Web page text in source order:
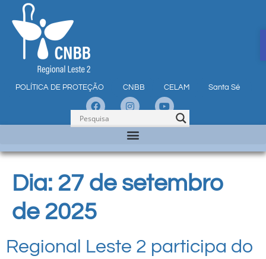
POLÍTICA DE PROTEÇÃO CNBB CELAM Santa Sé
Dia: 27 de setembro
de 2025
Regional Leste 2 participa do